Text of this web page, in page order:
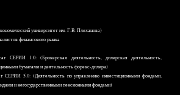
университет им. Г.В. Плеханова)
финансового рынка
СЕРИИ 1.0: (Брокерская деятельность, дилерская деятельность,
бумагами и деятельность форекс-дилера)
СЕРИИ 5.0: (Деятельность по управлению инвестиционными фондами,
и негосударственными пенсионными фондами)